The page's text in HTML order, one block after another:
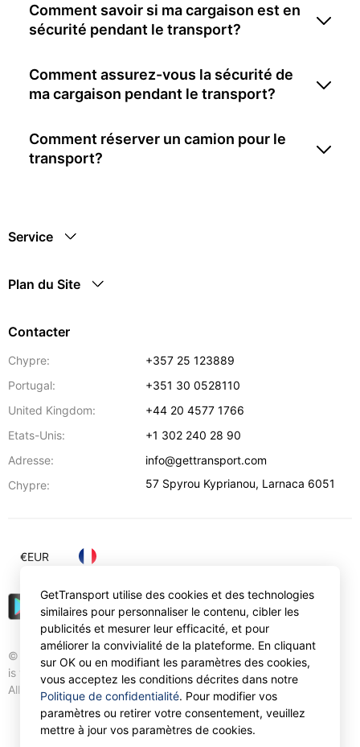
Comment savoir si ma cargaison est en
sécurité pendant le transport?
Comment assurez-vous la sécurité de
ma cargaison pendant le transport?
Comment réserver un camion pour le
transport?
Service
Plan du Site
Contacter
Chypre:
+357 25 123889
Portugal:
+351 30 0528110
United Kingdom:
+44 20 4577 1766
Etats-Unis:
+1 302 240 28 90
Adresse:
info@gettransport.com
Chypre:
57 Spyrou Kyprianou, Larnaca 6051
© Gettransport International Limited. GetTransport®
is trademark of Gettransport International Limited.
All rights reserved.
€EUR
GetTransport utilise des cookies et des technologies
similaires pour personnaliser le contenu, cibler les
publicités et mesurer leur efficacité, et pour
améliorer la convivialité de la plateforme. En cliquant
sur OK ou en modifiant les paramètres des cookies,
vous acceptez les conditions décrites dans notre
Politique de confidentialité. Pour modifier vos
paramètres ou retirer votre consentement, veuillez
mettre à jour vos paramètres de cookies.